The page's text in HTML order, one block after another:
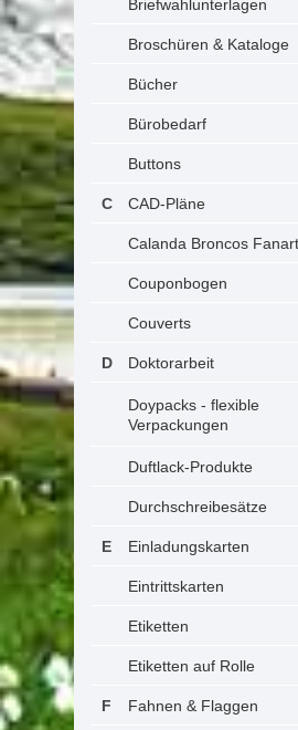
Briefwahlunterlagen
Broschüren & Kataloge
Bücher
Bürobedarf
Buttons
CAD-Pläne
Calanda Broncos
Couponbogen
Couverts
Doktorarbeit
Doypacks - flexible
Verpackungen
Duftlack-Produkte
Durchschreibesätze
Einladungskarten
Eintrittskarten
Etiketten
Etiketten auf Rolle
Fahnen & Flaggen